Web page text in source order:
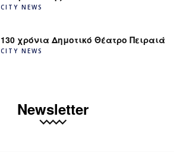
CITY NEWS
130 χρόνια Δημοτικό Θέατρο Πειραιά
CITY NEWS
Newsletter